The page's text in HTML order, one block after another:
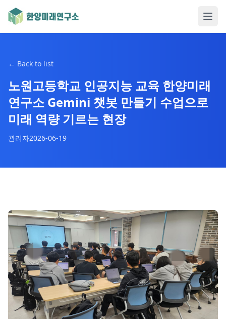
← Back to list
노원고등학교 인공지능 교육 한양미래
연구소 Gemini 챗봇 만들기 수업으로
미래 역량 기르는 현장
관리자2026-06-19